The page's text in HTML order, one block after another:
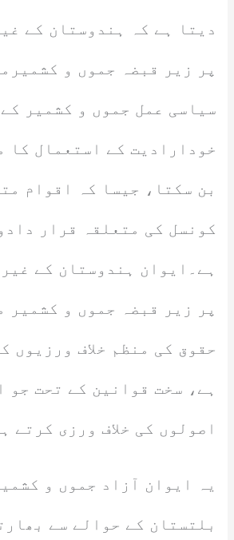
دیتا ہے کہ ہندوستان کے
پر زیر قبضہ جموں و
سیاسی عمل جموں و کشمیر
خودارادیت کے استعمال کا
بن سکتا، جیسا کہ اقوام
کونسل کی متعلقہ قرار
ہے۔ایوان ہندوستان کے
پر زیر قبضہ جموں و کشمیر
حقوق کی منظم خلاف ورزیوں
ہے، سخت قوانین کے تحت جو
اصولوں کی خلاف ورزی کرتے
یہ ایوان آزاد جموں و
بلتستان کے حوالے سے